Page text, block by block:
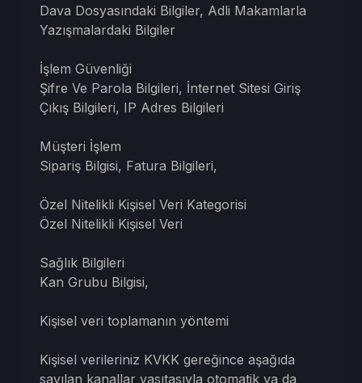
Dava Dosyasındaki Bilgiler, Adli Makamlarla
Yazışmalardaki Bilgiler
İşlem Güvenliği
Şifre Ve Parola Bilgileri, İnternet Sitesi Giriş
Çıkış Bilgileri, IP Adres Bilgileri
Müşteri İşlem
Sipariş Bilgisi, Fatura Bilgileri,
Özel Nitelikli Kişisel Veri Kategorisi
Özel Nitelikli Kişisel Veri
Sağlık Bilgileri
Kan Grubu Bilgisi,
Kişisel veri toplamanın yöntemi
Kişisel verileriniz KVKK gereğince aşağıda
sayılan kanallar vasıtasıyla otomatik ya da